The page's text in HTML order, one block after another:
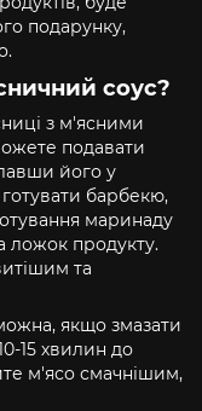
подарунку,
соус?
з м'ясними
подавати
його у
барбекю,
маринаду
ложок продукту.
та
якщо змазати
15 хвилин до
м'ясо смачнішим,